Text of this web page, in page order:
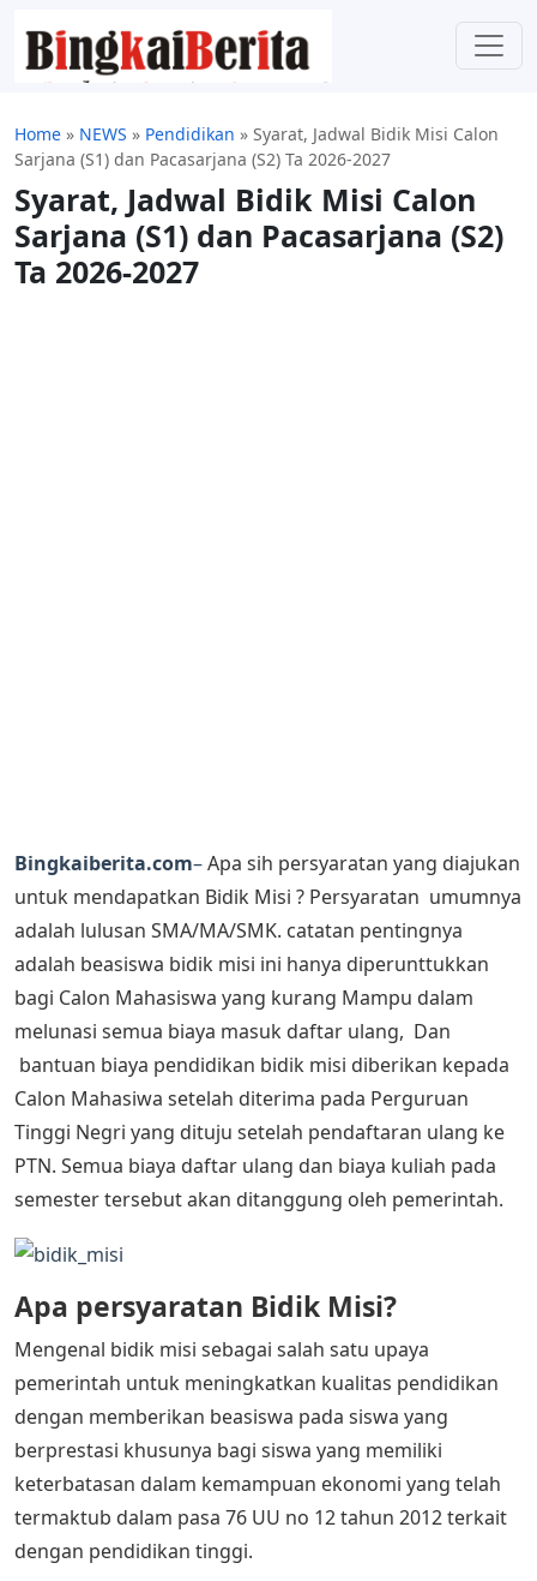
Home » NEWS » Pendidikan » Syarat, Jadwal Bidik Misi Calon
Sarjana (S1) dan Pacasarjana (S2) Ta 2026-2027
Syarat, Jadwal Bidik Misi Calon
Sarjana (S1) dan Pacasarjana (S2)
Ta 2026-2027
Bingkaiberita.com–Apa sih persyaratan yang diajukan
untuk mendapatkan Bidik Misi ? Persyaratan umumnya
adalah lulusan SMA/MA/SMK. catatan pentingnya
adalah beasiswa bidik misi ini hanya diperunttukkan
bagi Calon Mahasiswa yang kurang Mampu dalam
melunasi semua biaya masuk daftar ulang, Dan
bantuan biaya pendidikan bidik misi diberikan kepada
Calon Mahasiwa setelah diterima pada Perguruan
Tinggi Negri yang dituju setelah pendaftaran ulang ke
PTN. Semua biaya daftar ulang dan biaya kuliah pada
semester tersebut akan ditanggung oleh pemerintah.
Apa persyaratan Bidik Misi?
Mengenal bidik misi sebagai salah satu upaya
pemerintah untuk meningkatkan kualitas pendidikan
dengan memberikan beasiswa pada siswa yang
berprestasi khusunya bagi siswa yang memiliki
keterbatasan dalam kemampuan ekonomi yang telah
termaktub dalam pasa 76 UU no 12 tahun 2012 terkait
dengan pendidikan tinggi.